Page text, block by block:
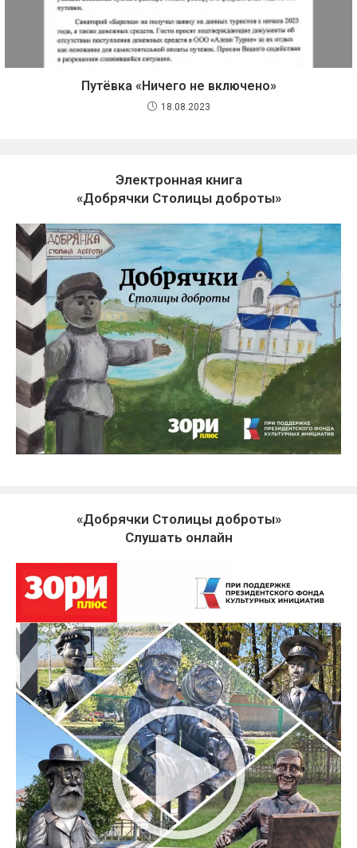
Путёвка «Ничего не включено»
18.08.2023
Электронная книга
«Добрячки Столицы доброты»
«Добрячки Столицы доброты»
Слушать онлайн